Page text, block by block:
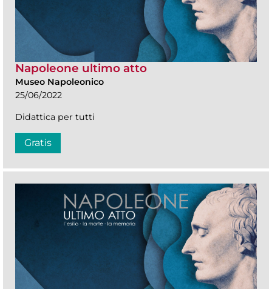
Napoleone ultimo atto
Museo Napoleonico
25/06/2022
Didattica per tutti
Gratis